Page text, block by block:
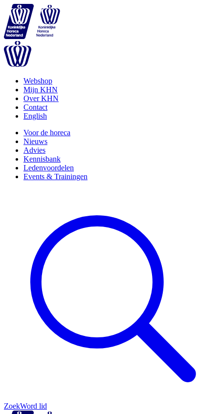
Webshop
Mijn KHN
Over KHN
Contact
English
Voor de horeca
Nieuws
Advies
Kennisbank
Ledenvoordelen
Events & Trainingen
ZoekWord lid